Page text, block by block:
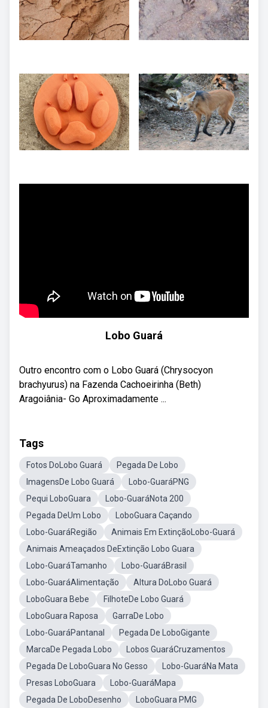
Lobo Guará
Outro encontro com o Lobo Guará (Chrysocyon
brachyurus) na Fazenda Cachoeirinha (Beth)
Aragoiânia- Go Aproximadamente ...
Tags
Fotos DoLobo Guará
Pegada De Lobo
ImagensDe Lobo Guará
Lobo-GuaráPNG
Pequi LoboGuara
Lobo-GuaráNota 200
Pegada DeUm Lobo
LoboGuara Caçando
Lobo-GuaráRegião
Animais Em ExtinçãoLobo-Guará
Animais Ameaçados DeExtinção Lobo Guara
Lobo-GuaráTamanho
Lobo-GuaráBrasil
Lobo-GuaráAlimentação
Altura DoLobo Guará
LoboGuara Bebe
FilhoteDe Lobo Guará
LoboGuara Raposa
GarraDe Lobo
Lobo-GuaráPantanal
Pegada De LoboGigante
MarcaDe Pegada Lobo
Lobos GuaráCruzamentos
Pegada De LoboGuara No Gesso
Lobo-GuaráNa Mata
Presas LoboGuara
Lobo-GuaráMapa
Pegada De LoboDesenho
LoboGuara PMG